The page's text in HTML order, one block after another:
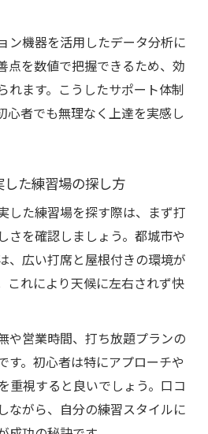
ン機器を活用したデータ分析に
点を数値で把握できるため、効
れます。こうしたサポート体制
心者でも無理なく上達を実感し
た練習場の探し方
した練習場を探す際は、まず打
さを確認しましょう。都城市や
、広い打席と屋根付きの環境が
これにより天候に左右されず快
や営業時間、打ち放題プランの
す。初心者は特にアプローチや
重視すると良いでしょう。口コ
ながら、自分の練習スタイルに